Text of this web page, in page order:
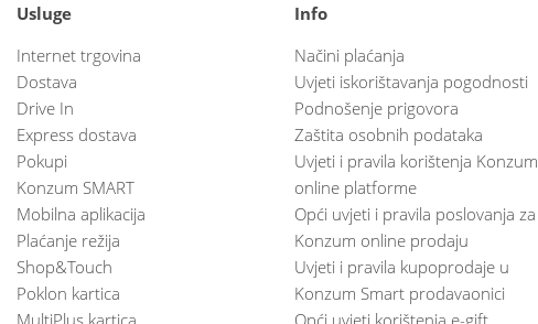
Usluge
Internet trgovina
Dostava
Drive In
Express dostava
Pokupi
Konzum SMART
Mobilna aplikacija
Plaćanje režija
Shop&Touch
Poklon kartica
MultiPlus kartica
Info
Načini plaćanja
Uvjeti iskorištavanja pogodnosti
Podnošenje prigovora
Zaštita osobnih podataka
Uvjeti i pravila korištenja Konzum
online platforme
Opći uvjeti i pravila poslovanja za
Konzum online prodaju
Uvjeti i pravila kupoprodaje u
Konzum Smart prodavaonici
Opći uvjeti korištenja e-gift